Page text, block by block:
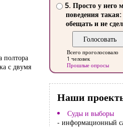
полтора
с двумя
5. Просто у него
поведения такая:
обещать и не
Всего проголосовало
1 человек
Прошлые опросы
Наши
Суды и выборы
- информационный